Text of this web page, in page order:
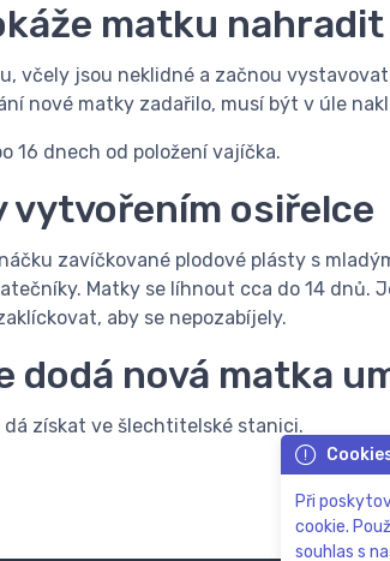
matku nahradit
včely jsou neklidné a začnou
nové matky zadařilo, musí být v úle
16 dnech od položení vajíčka.
vytvořením osiřelce
zavíčkované plodové plásty s
Matky se líhnout cca do 14
aby se nepozabíjely.
dodá nová matka
získat ve šlechtitelské stanici.
Při
cookie.
souhlas s